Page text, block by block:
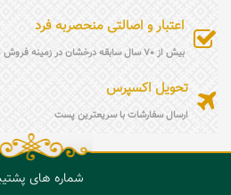
اعتبار و اصالتی منحصربه فرد
بیش از 70 سال سابقه درخشان در زمینه فروش انواع محصولات
تحویل اکسپرس
ارسال سفارشات با سریعترین پست
شماره های